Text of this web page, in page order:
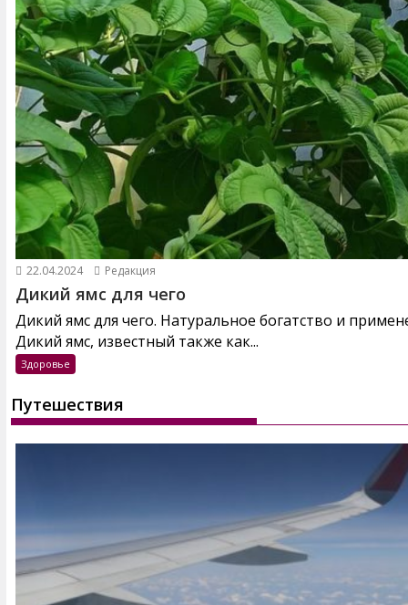
22.04.2024 Редакция
Дикий ямс для чего
Дикий ямс для чего. Натуральное богатство и
Дикий ямс, известный также как...
Здоровье
Путешествия